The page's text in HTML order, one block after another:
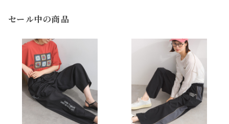
セール中の商品